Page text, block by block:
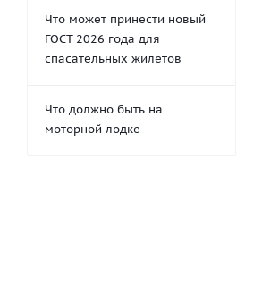
Что может принести новый
ГОСТ 2026 года для
спасательных жилетов
Что должно быть на
моторной лодке